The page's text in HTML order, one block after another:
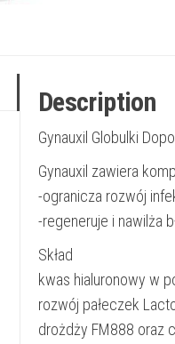
Description
Gynauxil Globulki
Gynauxil zawiera
-ogranicza rozwój
-regeneruje i nawilża
Skład
kwas hialuronowy w
rozwój pałeczek
drożdży FM888 oraz